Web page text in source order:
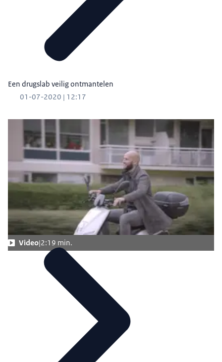
Een drugslab veilig ontmantelen
01-07-2020 | 12:17
Video 2:19 min.